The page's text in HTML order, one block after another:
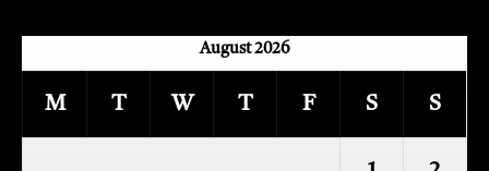
August 2026
M T W T F S S